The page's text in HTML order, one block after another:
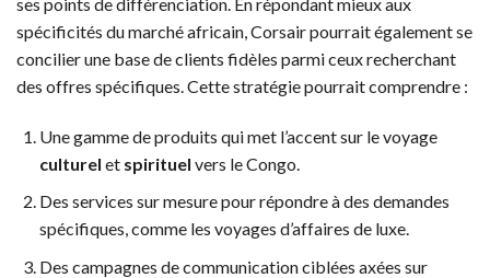
spécificités du marché africain, Corsair pourrait également se
concilier une base de clients fidèles parmi ceux recherchant
des offres spécifiques. Cette stratégie pourrait comprendre :
Une gamme de produits qui met l’accent sur le voyage
culturel et spirituel vers le Congo.
Des services sur mesure pour répondre à des demandes
spécifiques, comme les voyages d’affaires de luxe.
Des campagnes de communication ciblées axées sur